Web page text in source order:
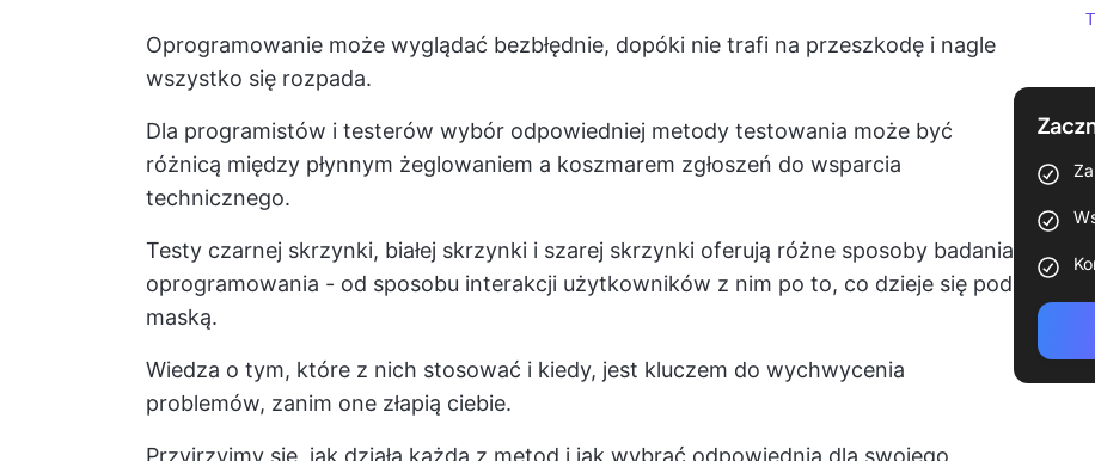
Oprogramowanie może wyglądać bezbłędnie, dopóki nie trafi na przeszkodę i nagle
wszystko się rozpada.
Dla programistów i testerów wybór odpowiedniej metody testowania może być
różnicą między płynnym żeglowaniem a koszmarem zgłoszeń do wsparcia
technicznego.
Testy czarnej skrzynki, białej skrzynki i szarej skrzynki oferują różne sposoby badania
oprogramowania - od sposobu interakcji użytkowników z nim po to, co dzieje się pod
maską.
Wiedza o tym, które z nich stosować i kiedy, jest kluczem do wychwycenia
problemów, zanim one złapią ciebie.
Przyjrzyjmy się, jak działa każda z metod i jak wybrać odpowiednią dla swojego